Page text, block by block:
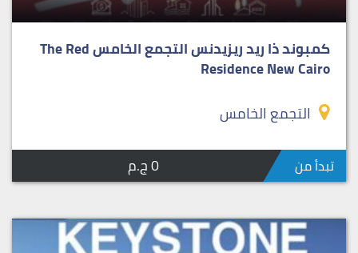
كمبوند ذا ريد ريزيدنس التجمع الخامس The Red
Residence New Cairo
التجمع الخامس
تبدأ من 0 ج.م